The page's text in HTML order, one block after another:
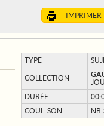
IMPRIMER
TYPE
COLLECTION
DURÉE
COUL. SON
NB